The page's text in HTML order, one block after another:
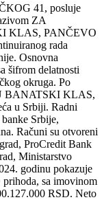
41, posluje
ZA
KLAS, PANČEVO
rada
Osnovna
šifrom delatnosti
okruga. Po
BANATSKI KLAS,
u Srbiji. Radni
Srbije,
Računi su otvoreni
ProCredit Bank
Ministarstvo
godinu pokazuje
sa imovinom
RSD. Neto